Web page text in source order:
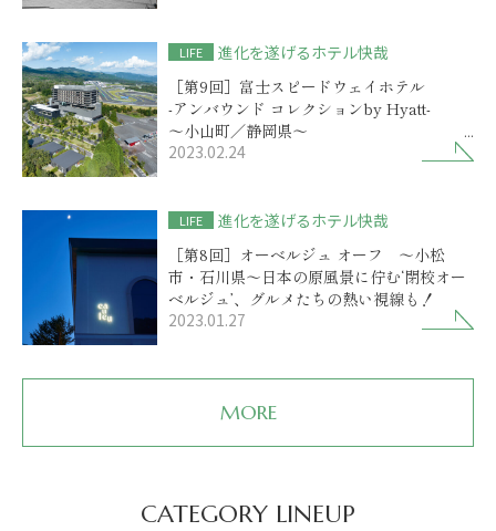
LIFE
進化を遂げるホテル快哉
［第9回］富士スピードウェイホテル
-アンバウンド コレクションby Hyatt-
～小山町／静岡県～
2023.02.24
LIFE
進化を遂げるホテル快哉
［第8回］オーベルジュ オーフ ～小松
市・石川県～日本の原風景に佇む‘閉校オー
ベルジュ’、グルメたちの熱い視線も！
2023.01.27
MORE
CATEGORY LINEUP